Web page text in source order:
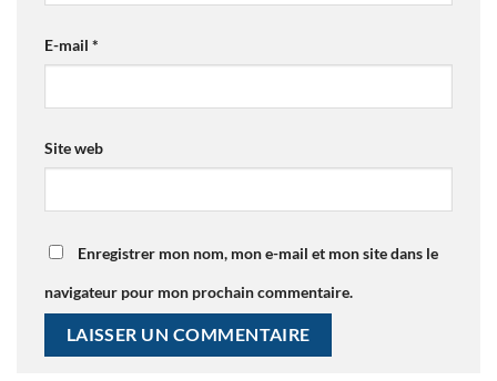
E-mail *
Site web
Enregistrer mon nom, mon e-mail et mon site dans le
navigateur pour mon prochain commentaire.